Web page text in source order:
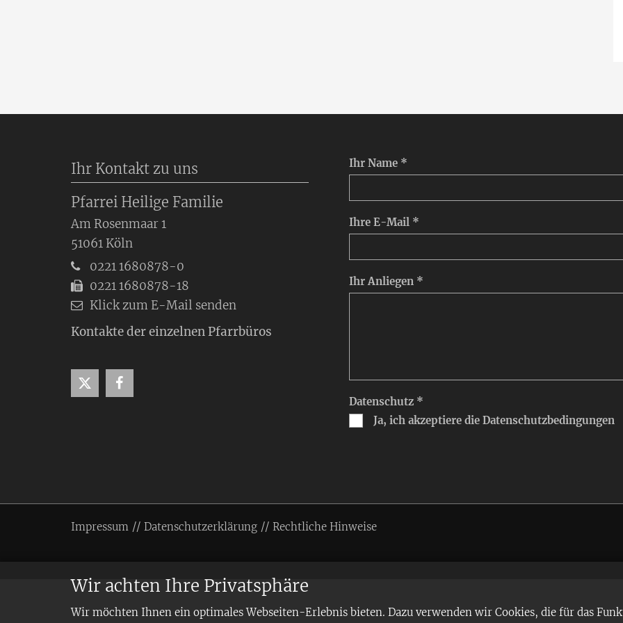
Wir achten Ihre Privatsphäre
Wir möchten Ihnen ein optimales Webseiten-Erlebnis bieten. Dazu verwenden wir Cookies, die für das
Ihr Name *
Ihre E-Mail *
Ihr Anliegen *
Datenschutz *
Ja, ich akzeptiere die Datenschutzbedingungen
Ihr Kontakt zu uns
Pfarrei Heilige Familie
Am Rosenmaar 1
51061 Köln
0221 1680878-0
0221 1680878-18
Klick zum E-Mail senden
Kontakte der einzelnen Pfarrbüros
Impressum Datenschutzerklärung Rechtliche Hinweise